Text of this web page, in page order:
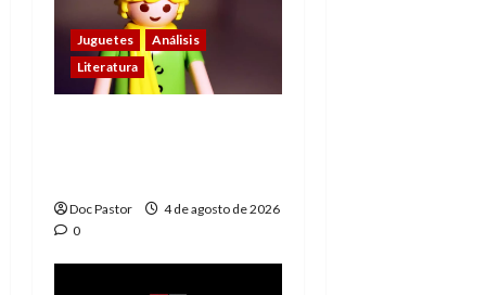
Juguetes
Análisis
Literatura
Doc Pastor
4 de agosto de 2026
0